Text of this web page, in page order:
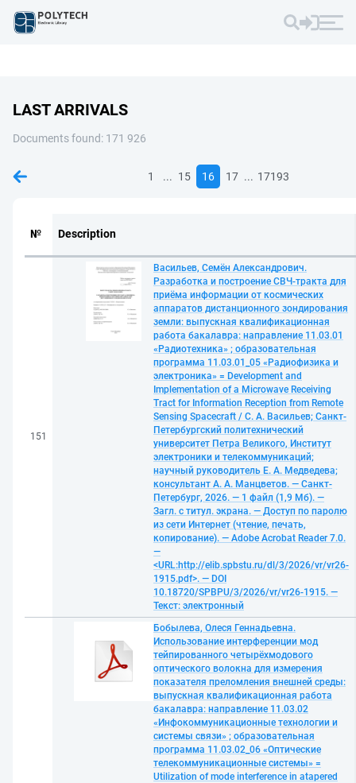
LAST ARRIVALS
Documents found: 171 926
1 ... 15 16 17 ... 17193
№ Description
151
Васильев, Семён Александрович.
Разработка и построение СВЧ-тракта для
приёма информации от космических
аппаратов дистанционного зондирования
земли: выпускная квалификационная
работа бакалавра: направление 11.03.01
«Радиотехника» ; образовательная
программа 11.03.01_05 «Радиофизика и
электроника» = Development and
Implementation of a Microwave Receiving
Tract for Information Reception from Remote
Sensing Spacecraft / С. А. Васильев; Санкт-
Петербургский политехнический
университет Петра Великого, Институт
электроники и телекоммуникаций;
научный руководитель Е. А. Медведева;
консультант А. А. Манцветов. — Санкт-
Петербург, 2026. — 1 файл (1,9 Мб). —
Загл. с титул. экрана. — Доступ по паролю
из сети Интернет (чтение, печать,
копирование). — Adobe Acrobat Reader 7.0.
—
<URL:http://elib.spbstu.ru/dl/3/2026/vr/vr26-
1915.pdf>. — DOI
10.18720/SPBPU/3/2026/vr/vr26-1915. —
Текст: электронный
Бобылева, Олеся Геннадьевна.
Использование интерференции мод
тейпированного четырёхмодового
оптического волокна для измерения
показателя преломления внешней среды:
выпускная квалификационная работа
бакалавра: направление 11.03.02
«Инфокоммуникационные технологии и
системы связи» ; образовательная
программа 11.03.02_06 «Оптические
телекоммуникационные системы» =
Utilization of mode interference in atapered